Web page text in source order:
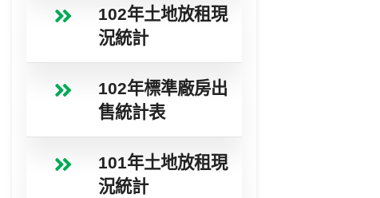
102年土地放租現
況統計
102年標準廠房出
售統計表
101年土地放租現
況統計